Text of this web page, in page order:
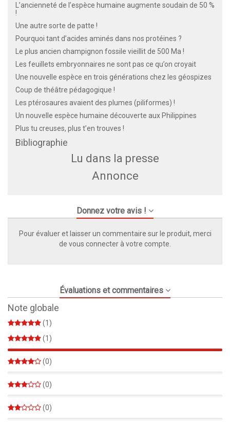
L’ancienneté de l’espèce humaine augmente soudain de 50 %
!
Une autre sorte de patte !
Pourquoi tant d’acides aminés dans nos protéines ?
Le plus ancien champignon fossile vieillit de 500 Ma !
Les feuillets embryonnaires ne sont pas ce qu’on croyait
Une nouvelle espèce en trois générations chez les géospizes
Coup de théâtre pédagogique !
Les ptérosaures avaient des plumes (piliformes) !
Un nouvelle espèce humaine découverte aux Philippines
Plus tu creuses, plus t’en trouves !
Bibliographie
Lu dans la presse
Annonce
Donnez votre avis !
Pour évaluer et laisser un commentaire sur le produit, merci
de vous connecter à votre compte.
Évaluations et commentaires
Note globale
(1)
(1)
100%
(0)
(0)
(0)